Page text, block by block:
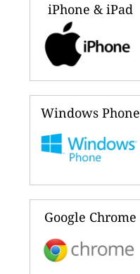
iPhone & iPad
Windows Phone
Google Chrome